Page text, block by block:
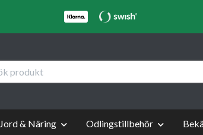
Jord & Näring Odlingstillbehör